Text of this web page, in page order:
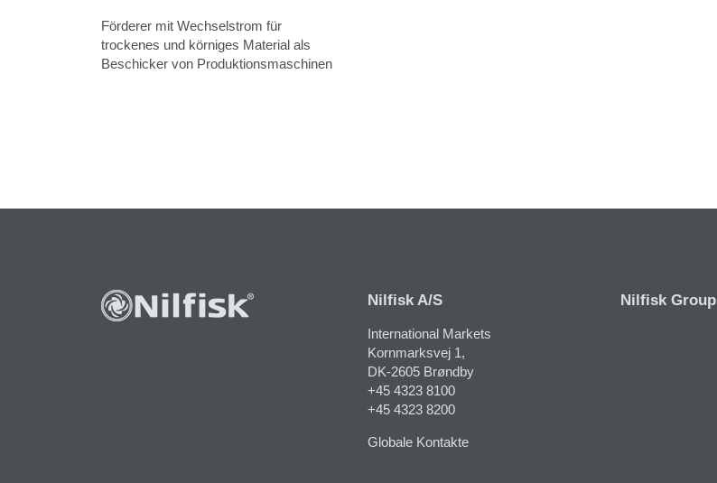
Förderer mit Wechselstrom für
trockenes und körniges Material als
Beschicker von Produktionsmaschinen
Nilfisk A/S
International Markets
Kornmarksvej 1​,
DK-2605 Brøndby
+45 4323 8100
+45 4323 8200
Globale Kontakte
Nilfisk Group